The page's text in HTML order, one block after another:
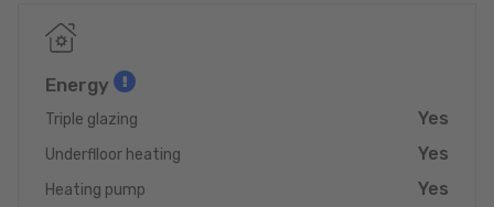
Energy
Triple glazing Yes
Underflloor heating Yes
Heating pump Yes